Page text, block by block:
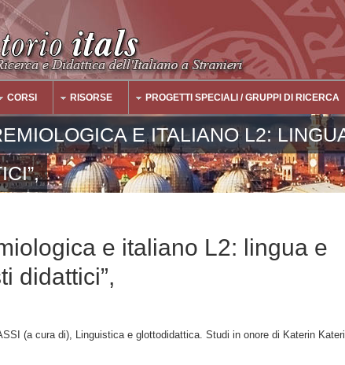
CORSI RISORSE PROGETTI SPECIALI / GRUPPI DI RICERCA
E ITALIANO L2:
e italiano L2: lingua e
didattici”,
(a cura di), Linguistica e glottodidattica. Studi in onore di Katerin